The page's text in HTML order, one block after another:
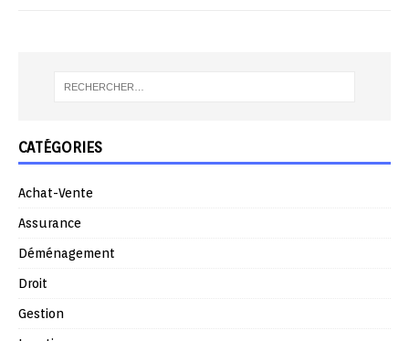
CATÉGORIES
Achat-Vente
Assurance
Déménagement
Droit
Gestion